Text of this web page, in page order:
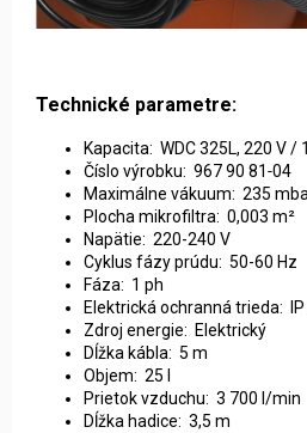
Technické parametre:
Kapacita: WDC 325L, 220 V /
Číslo výrobku: 967 90 81‑04
Maximálne vákuum: 235
Plocha mikrofiltra: 0,003 m²
Napätie: 220-240 V
Cyklus fázy prúdu: 50-60 Hz
Fáza: 1 ph
Elektrická ochranná trieda:
Zdroj energie: Elektrický
Dĺžka kábla: 5 m
Objem: 25 l
Prietok vzduchu: 3 700 l/min
Dĺžka hadice: 3,5 m